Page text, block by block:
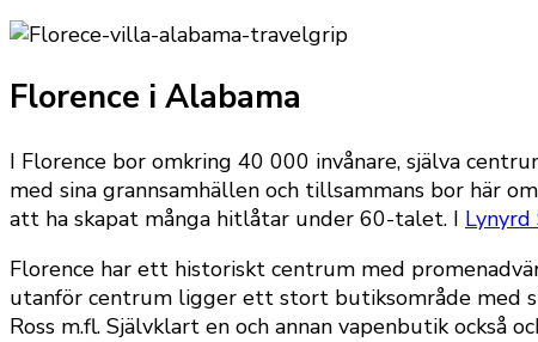
Florence i Alabama
I Florence bor omkring 40 000 invånare, själva
med sina grannsamhällen och tillsammans bor här
att ha skapat många hitlåtar under 60-talet. I
Florence har ett historiskt centrum med
utanför centrum ligger ett stort butiksområde med
Ross m.fl. Självklart en och annan vapenbutik också